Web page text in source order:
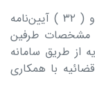
تبصره۳‏‏ـ انجام اقدامات ثبت در مواد ( ۳۱ ) و ( ۳۲ ) آیین‌نامه
مشخصات طرفین
از طریق سامانه
با همکاری